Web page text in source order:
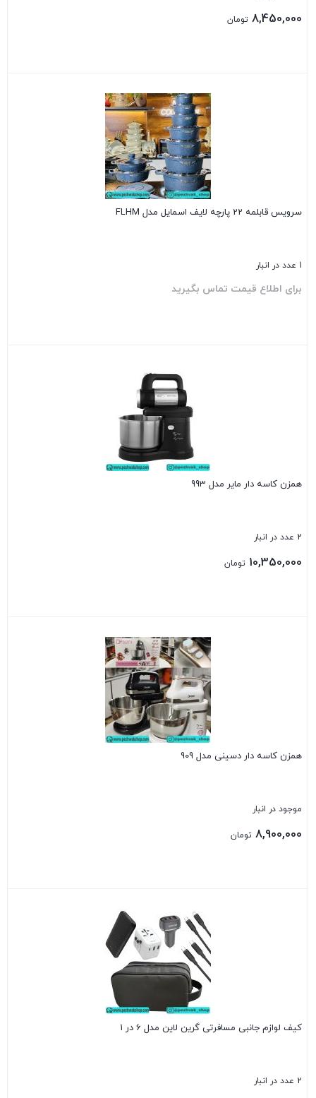
8,450,000 تومان
سرویس قابلمه 22 پارچه لایف اسمایل مدل FLHM
1 عدد در انبار
برای اطلاع قیمت تماس بگیرید
همزن کاسه دار مایر مدل 993
2 عدد در انبار
10,350,000 تومان
همزن کاسه دار دسینی مدل 909
موجود در انبار
8,900,000 تومان
کیف لوازم جانبی مسافرتی گرین لاین مدل 6 در 1
2 عدد در انبار